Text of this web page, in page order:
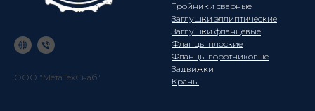
ООО "МетаТехСнаб"
Тройники сварные
Заглушки эллиптические
Заглушки фланцевые
Фланцы плоские
Фланцы воротниковые
Задвижки
Краны